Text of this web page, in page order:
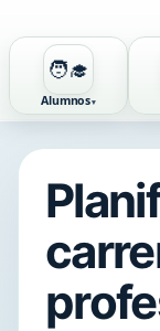
🧑‍🎓
Alumnos